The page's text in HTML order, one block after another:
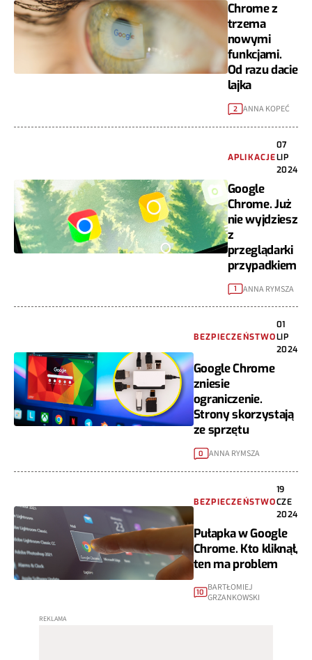
Chrome z
trzema
nowymi
funkcjami.
Od razu dacie
lajka
2 ANNA KOPEĆ
APLIKACJE
07
LIP
2024
Google
Chrome. Już
nie wyjdziesz
z
przeglądarki
przypadkiem
1 ANNA RYMSZA
BEZPIECZEŃSTWO
01
LIP
2024
Google Chrome
zniesie
ograniczenie.
Strony skorzystają
ze sprzętu
0 ANNA RYMSZA
BEZPIECZEŃSTWO
19
CZE
2024
Pułapka w Google
Chrome. Kto kliknął,
ten ma problem
10 BARTŁOMIEJ
GRZANKOWSKI